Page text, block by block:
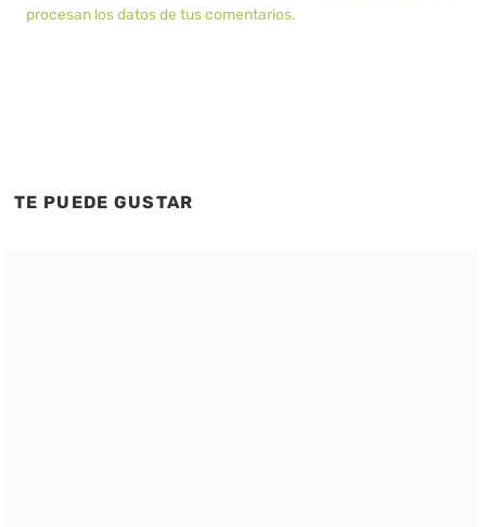
procesan los datos de tus comentarios.
TE PUEDE GUSTAR